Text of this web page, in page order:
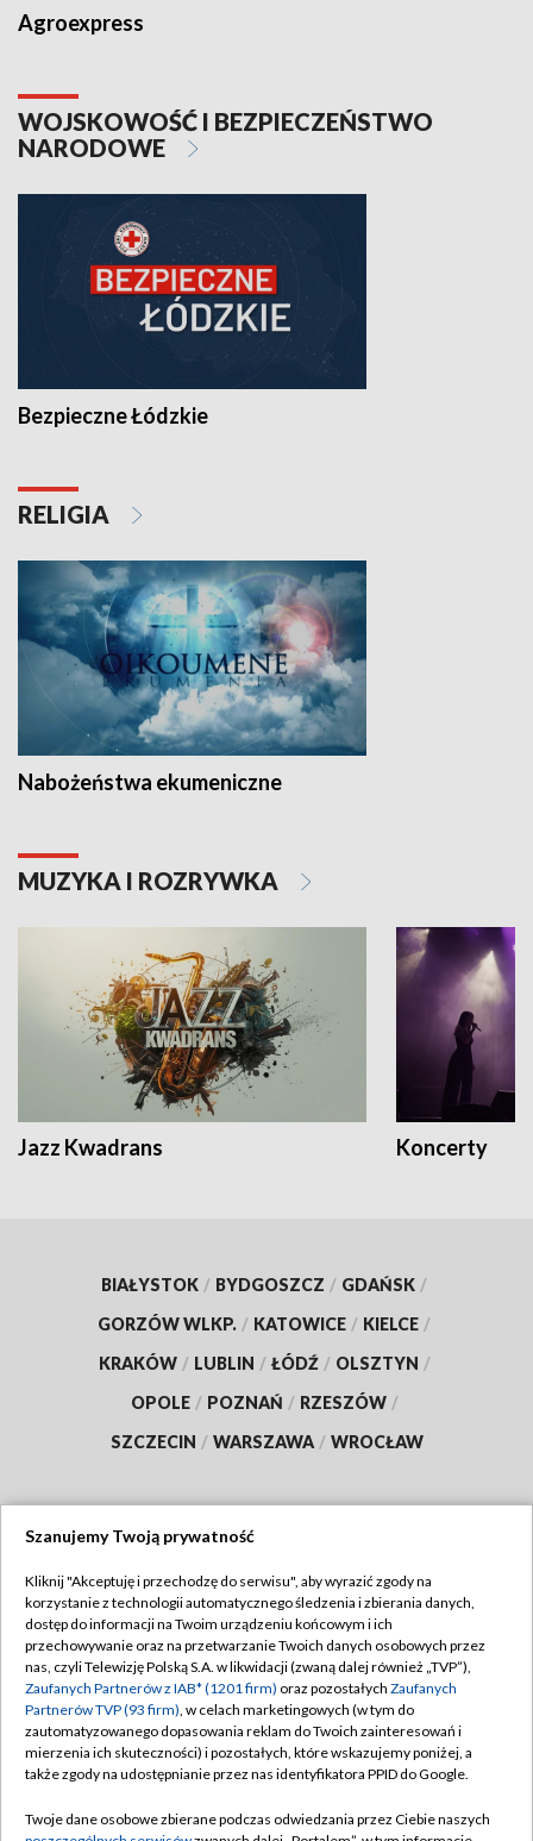
Agroexpress
WOJSKOWOŚĆ I BEZPIECZEŃSTWO
NARODOWE
Bezpieczne Łódzkie
RELIGIA
Nabożeństwa ekumeniczne
MUZYKA I ROZRYWKA
Jazz Kwadrans Koncerty
BIAŁYSTOK / BYDGOSZCZ / GDAŃSK /
GORZÓW WLKP. / KATOWICE / KIELCE /
KRAKÓW / LUBLIN / ŁÓDŹ / OLSZTYN /
OPOLE / POZNAŃ / RZESZÓW /
SZCZECIN / WARSZAWA / WROCŁAW
TVP
Abonament TVP
Emisja w TVP
Centrum informacji TVP
Naziemna Telewizja Cyfrowa
Regulamin TVP
Polityka prywatności
Moje zgody
Pomoc
Szanujemy Twoją prywatność
Kliknij "Akceptuję i przechodzę do serwisu", aby wyrazić zgody na
korzystanie z technologii automatycznego śledzenia i zbierania danych,
dostęp do informacji na Twoim urządzeniu końcowym i ich
przechowywanie oraz na przetwarzanie Twoich danych osobowych przez
nas, czyli Telewizję Polską S.A. w likwidacji (zwaną dalej również „TVP”),
Zaufanych Partnerów z IAB* (1201 firm) oraz pozostałych Zaufanych
Partnerów TVP (93 firm), w celach marketingowych (w tym do
zautomatyzowanego dopasowania reklam do Twoich zainteresowań i
mierzenia ich skuteczności) i pozostałych, które wskazujemy poniżej, a
także zgody na udostępnianie przez nas identyfikatora PPID do Google.
Twoje dane osobowe zbierane podczas odwiedzania przez Ciebie naszych